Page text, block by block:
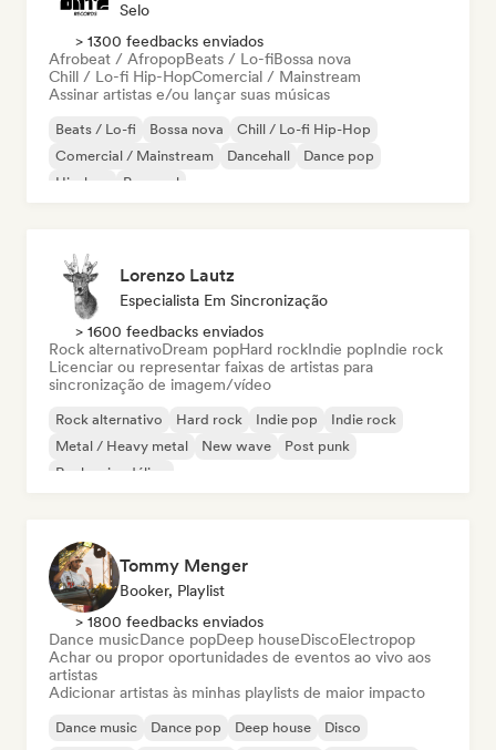
Selo
> 1300 feedbacks enviados
Afrobeat / AfropopBeats / Lo-fiBossa nova
Chill / Lo-fi Hip-HopComercial / Mainstream
Assinar artistas e/ou lançar suas músicas
Beats / Lo-fi Bossa nova
Chill / Lo-fi Hip-Hop
Comercial / Mainstream
Dancehall
Dance pop
Hip-hop
Pop soul
Lorenzo Lautz
Especialista Em Sincronização
> 1600 feedbacks enviados
Rock alternativoDream popHard rockIndie popIndie rock
Licenciar ou representar faixas de artistas para
sincronização de imagem/vídeo
Rock alternativo Hard rock Indie pop
Indie rock
Metal / Heavy metal
New wave
Post punk
Rock psicodélico
Tommy Menger
Booker, Playlist
> 1800 feedbacks enviados
Dance musicDance popDeep houseDiscoElectropop
Achar ou propor oportunidades de eventos ao vivo aos
artistas
Adicionar artistas às minhas playlists de maior impacto
Dance music Dance pop Deep house
Disco